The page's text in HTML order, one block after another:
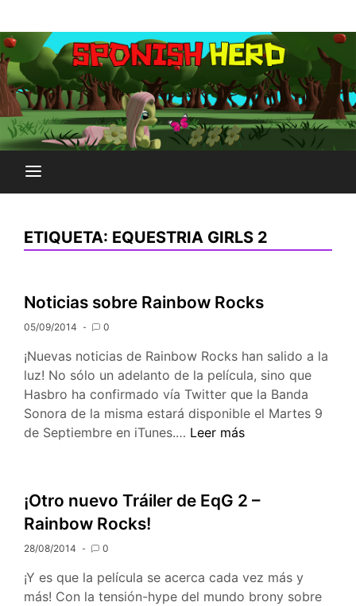
al
contenido
SPONISH HERD
ETIQUETA: EQUESTRIA GIRLS 2
Noticias sobre Rainbow Rocks
05/09/2014 0
¡Nuevas noticias de Rainbow Rocks han salido a la
luz! No sólo un adelanto de la película, sino que
Hasbro ha confirmado vía Twitter que la Banda
Sonora de la misma estará disponible el Martes 9
de Septiembre en iTunes.… Noticias
Leer más
¡Otro nuevo Tráiler de EqG 2 –
Rainbow Rocks!
28/08/2014 0
¡Y es que la película se acerca cada vez más y
más! Con la tensión-hype del mundo brony sobre